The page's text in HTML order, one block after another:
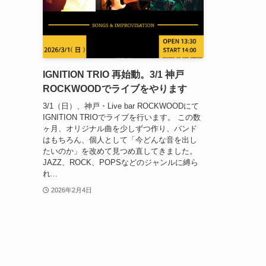
IGNITION TRIO 再始動。3/1 神戸
ROCKWOODでライブをやります
3/1（日）、神戸・Live bar ROCKWOODにて
IGNITION TRIOでライブを行います。 この数
ヶ月、オリジナル曲を少しずつ作り、バンド
はもちろん、個人として「今どんな音を出し
たいのか」を改めて見つめ直してきました。
JAZZ、ROCK、POPSなどのジャンルに縛ら
れ...
2026年2月4日